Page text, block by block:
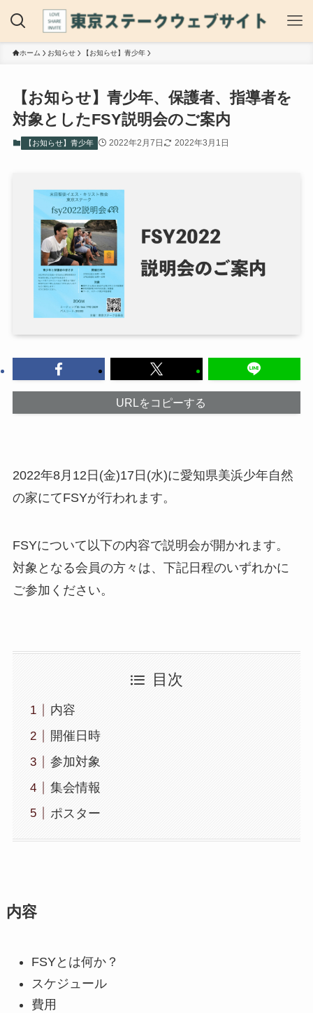
ホーム お知らせ 【お知らせ】青少年
【お知らせ】青少年、保護者、指導者を
対象としたFSY説明会のご案内
【お知らせ】青少年 2022年2月7日 2022年3月1日
URLをコピーする
2022年8月12日(金)17日(水)に愛知県美浜少年自然
の家にてFSYが行われます。
FSYについて以下の内容で説明会が開かれます。
対象となる会員の方々は、下記日程のいずれかに
ご参加ください。
目次
内容
開催日時
参加対象
集会情報
ポスター
内容
FSYとは何か？
スケジュール
費用